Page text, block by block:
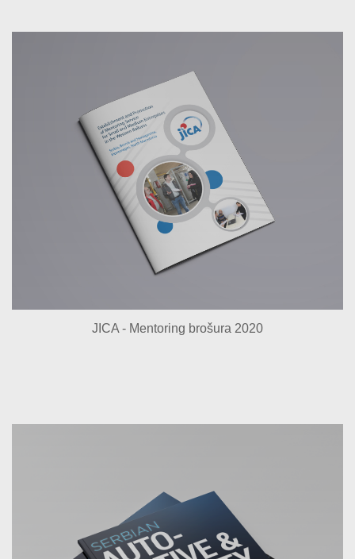
JICA - Mentoring brošura 2020